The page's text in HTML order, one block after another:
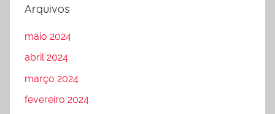
Arquivos
maio 2024
abril 2024
março 2024
fevereiro 2024